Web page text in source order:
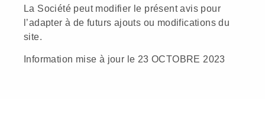
La Société peut modifier le présent avis pour
l’adapter à de futurs ajouts ou modifications du
site.
Information mise à jour le 23 OCTOBRE 2023